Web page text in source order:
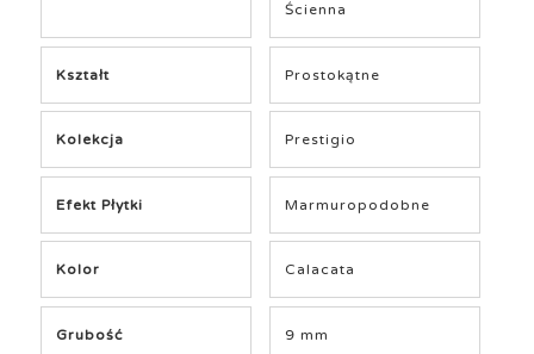
Ścienna
Kształt Prostokątne
Kolekcja Prestigio
Efekt Płytki Marmuropodobne
Kolor Calacata
Grubość 9 mm